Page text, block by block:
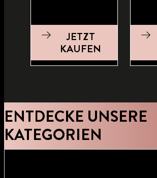
JETZT
KAUFEN
CURL
SCHAUMFESTIG
ER
ENTDECKE UNSERE
KATEGORIEN